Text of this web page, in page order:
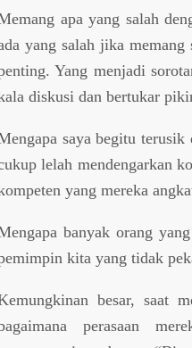
apa yang salah
yang salah jika memang
Yang menjadi
diskusi dan bertukar
saya begitu terusik
lelah mendengarkan
yang mereka
banyak orang
kita yang tidak
besar, saat
perasaan